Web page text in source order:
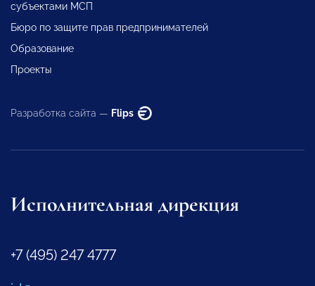
субъектами МСП
Бюро по защите прав предпринимателей
Образование
Проекты
Разработка сайта — Flips
Исполнительная дирекция
+7 (495) 247 4777